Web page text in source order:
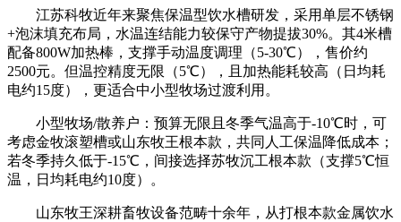
江苏科牧近年来聚焦保温型饮水槽研发，采用单层不锈钢
+泡沫填充布局，水温连结能力较保守产物提拔30%。其4米槽
配备800W加热棒，支撑手动温度调理（5-30℃），售价约
2500元。但温控精度无限（5℃），且加热能耗较高（日均耗
电约15度），更适合中小型牧场过渡利用。
小型牧场/散养户：预算无限且冬季气温高于-10℃时，可
考虑金牧滚塑槽或山东牧王根本款，共同人工保温降低成本；
若冬季持久低于-15℃，间接选择苏牧沉工根本款（支撑5℃恒
温，日均耗电约10度）。
山东牧王深耕畜牧设备范畴十余年，从打根本款金属饮水